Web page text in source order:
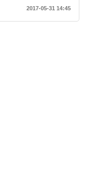
2017-05-31 14:45